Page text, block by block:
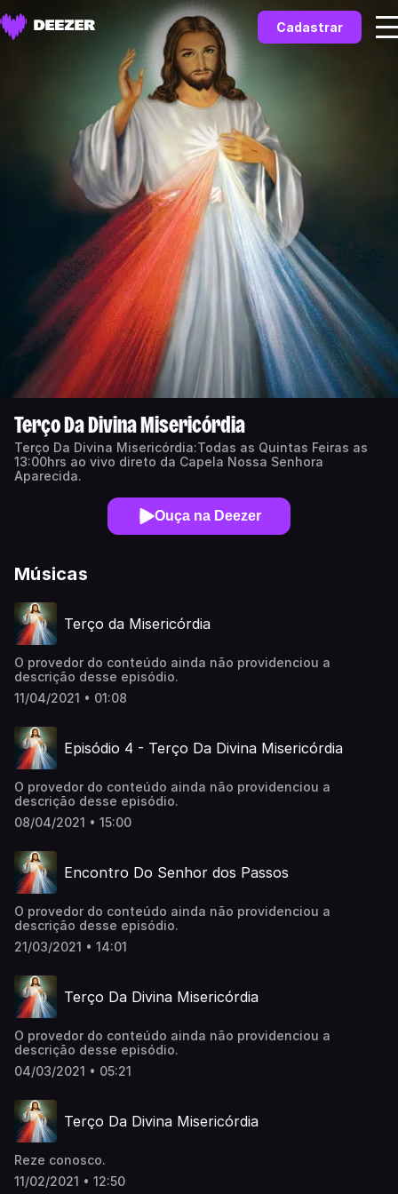
Cadastrar
Terço Da Divina Misericórdia
Terço Da Divina Misericórdia:Todas as Quintas Feiras as
13:00hrs ao vivo direto da Capela Nossa Senhora
Aparecida.
Ouça na Deezer
Músicas
Terço da Misericórdia
O provedor do conteúdo ainda não providenciou a
descrição desse episódio.
11/04/2021 • 01:08
Episódio 4 - Terço Da Divina Misericórdia
O provedor do conteúdo ainda não providenciou a
descrição desse episódio.
08/04/2021 • 15:00
Encontro Do Senhor dos Passos
O provedor do conteúdo ainda não providenciou a
descrição desse episódio.
21/03/2021 • 14:01
Terço Da Divina Misericórdia
O provedor do conteúdo ainda não providenciou a
descrição desse episódio.
04/03/2021 • 05:21
Terço Da Divina Misericórdia
Reze conosco.
11/02/2021 • 12:50